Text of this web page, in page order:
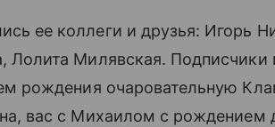
ее коллеги и друзья: Игорь
Лолита Милявская. Подписчики
рождения очаровательную
вас с Михаилом с рождением